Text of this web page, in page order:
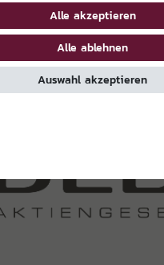
Alle akzeptieren
Alle ablehnen
Auswahl akzeptieren